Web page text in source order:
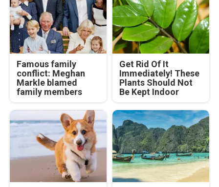
Famous family
conflict: Meghan
Markle blamed
family members
Get Rid Of It
Immediately! These
Plants Should Not
Be Kept Indoor